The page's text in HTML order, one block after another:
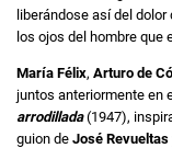
liberándose así del
los ojos del hombre que
María Félix, Arturo de
juntos anteriormente en
arrodillada (1947),
guion de José Revueltas